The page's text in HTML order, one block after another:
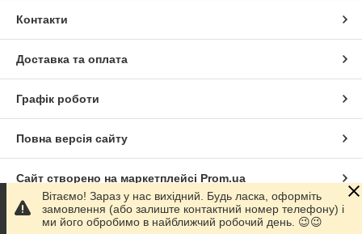
Контакти
Доставка та оплата
Графік роботи
Повна версія сайту
Сайт створено на маркетплейсі Prom.ua
Політика конфіденційності
Вітаємо! Зараз у нас вихідний. Будь ласка, оформіть
замовлення (або залиште контактний номер телефону) і
ми його обробимо в найближчий робочий день. 😉😉